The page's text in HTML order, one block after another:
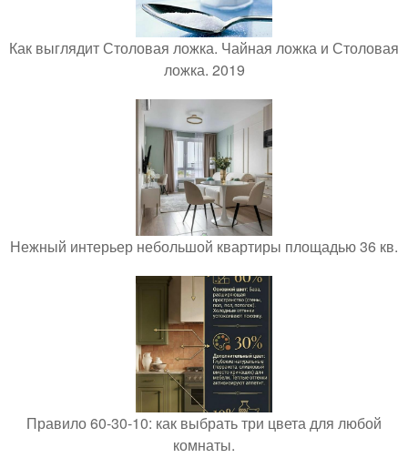
Как выглядит Столовая ложка. Чайная ложка и Столовая
ложка. 2019
Нежный интерьер небольшой квартиры площадью 36 кв.
Правило 60-30-10: как выбрать три цвета для любой
комнаты.